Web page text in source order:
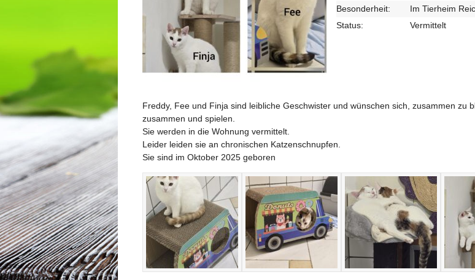
Besonderheit:
Im Tierheim
Status:
Vermittelt
Freddy, Fee und Finja sind leibliche Geschwister und wünschen sich, zusammen zu
zusammen und spielen.
Sie werden in die Wohnung vermittelt.
Leider leiden sie an chronischen Katzenschnupfen.
Sie sind im Oktober 2025 geboren